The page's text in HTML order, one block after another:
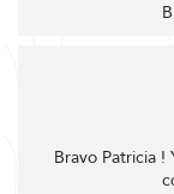
Bravo Patricia